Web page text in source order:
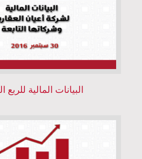
البيانات المالية للربع